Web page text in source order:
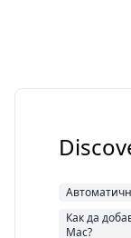
Как да
Mac?